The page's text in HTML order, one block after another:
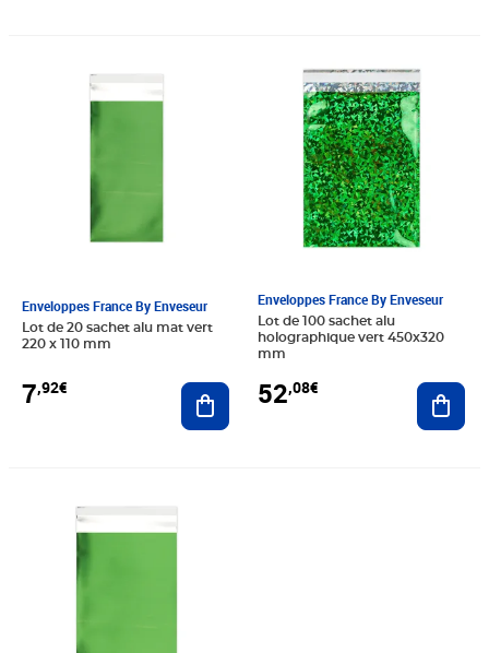
Enveloppes France By Enveseur
Lot de 20 sachet alu mat vert
220 x 110 mm
7,92€ Ajouter au panier
Enveloppes France By Enveseur
Lot de 100 sachet alu
holographique vert 450x320
mm
52,08€
Prix 52,08€